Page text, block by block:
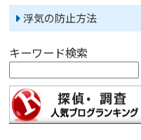
浮気の防止方法
キーワード検索